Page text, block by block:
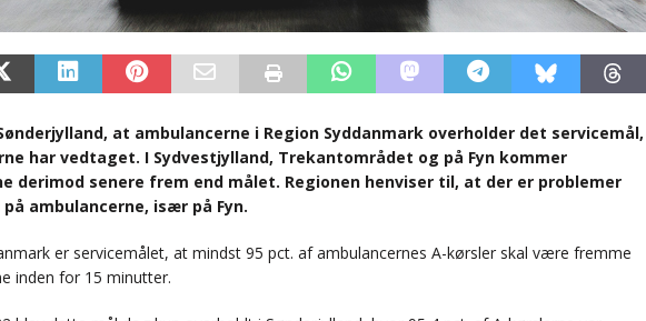
at ambulancerne i Region Syddanmark overholder det servicemål,
har vedtaget. I Sydvestjylland, Trekantområdet og på Fyn kommer
derimod senere frem end målet. Regionen henviser til, at der er problemer
ambulancerne, især på Fyn.
er servicemålet, at mindst 95 pct. af ambulancernes A-kørsler skal være fremme
inden for 15 minutter.